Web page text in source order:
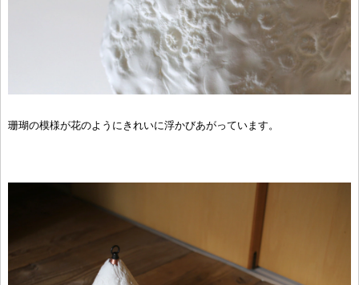
珊瑚の模様が花のようにきれいに浮かびあがっています。